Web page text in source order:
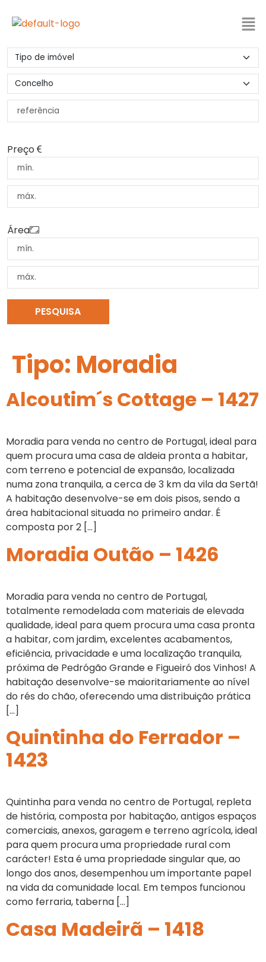
Preço
Área
PESQUISA
Tipo: Moradia
Alcoutim´s Cottage – 1427
Moradia para venda no centro de Portugal, ideal para
quem procura uma casa de aldeia pronta a habitar,
com terreno e potencial de expansão, localizada
numa zona tranquila, a cerca de 3 km da vila da Sertã!
A habitação desenvolve-se em dois pisos, sendo a
área habitacional situada no primeiro andar. É
composta por 2 […]
Moradia Outão – 1426
Moradia para venda no centro de Portugal,
totalmente remodelada com materiais de elevada
qualidade, ideal para quem procura uma casa pronta
a habitar, com jardim, excelentes acabamentos,
eficiência, privacidade e uma localização tranquila,
próxima de Pedrógão Grande e Figueiró dos Vinhos! A
habitação desenvolve-se maioritariamente ao nível
do rés do chão, oferecendo uma distribuição prática
[…]
Quintinha do Ferrador –
1423
Quintinha para venda no centro de Portugal, repleta
de história, composta por habitação, antigos espaços
comerciais, anexos, garagem e terreno agrícola, ideal
para quem procura uma propriedade rural com
carácter! Esta é uma propriedade singular que, ao
longo dos anos, desempenhou um importante papel
na vida da comunidade local. Em tempos funcionou
como ferraria, taberna […]
Casa Madeirã – 1418